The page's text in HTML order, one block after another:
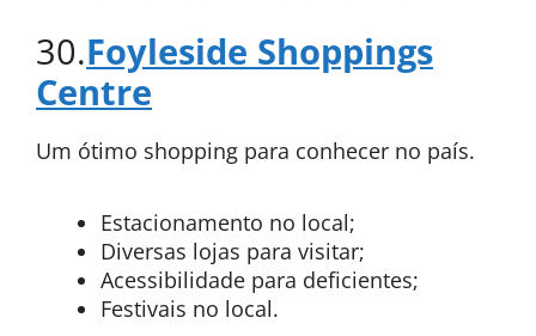
30.Foyleside Shoppings
Centre
Um ótimo shopping para conhecer no país.
Estacionamento no local;
Diversas lojas para visitar;
Acessibilidade para deficientes;
Festivais no local.